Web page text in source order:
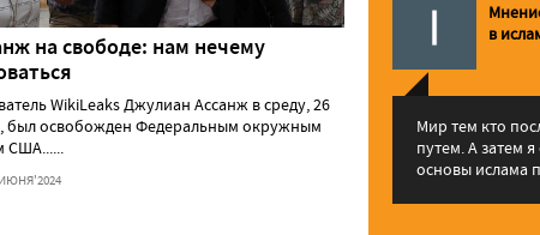
на свободе: нам нечему
WikiLeaks Джулиан Ассанж в среду, 26
был освобожден Федеральным окружным
США......
в
Мир тем кто
путем. А затем
основы ислама